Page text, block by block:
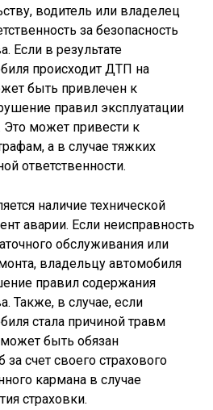
водитель или владелец
за безопасность
Если в результате
происходит ДТП на
быть привлечен к
правил эксплуатации
Это может привести к
а в случае тяжких
ответственности.
наличие технической
аварии. Если неисправность
обслуживания или
владельцу автомобиля
правил содержания
Также, в случае, если
стала причиной травм
быть обязан
счет своего страхового
кармана в случае
страховки.